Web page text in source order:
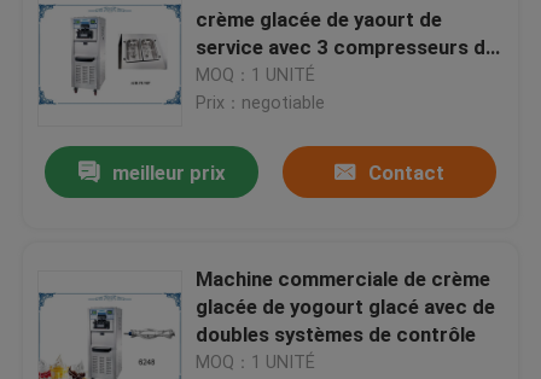
crème glacée de yaourt de
service avec 3 compresseurs de
Tecumseh
MOQ：1 UNITÉ
Prix：negotiable
meilleur prix Contact
Machine commerciale de crème
glacée de yogourt glacé avec de
doubles systèmes de contrôle
MOQ：1 UNITÉ